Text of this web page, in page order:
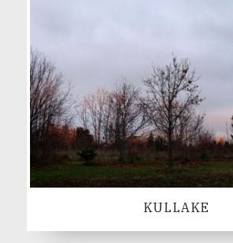
KULLAKE